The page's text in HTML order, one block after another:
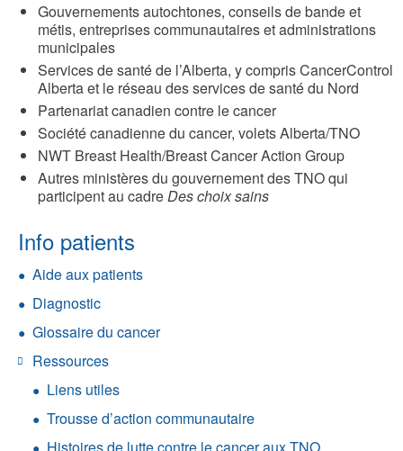
Gouvernements autochtones, conseils de bande et
métis, entreprises communautaires et administrations
municipales
Services de santé de l’Alberta, y compris CancerControl
Alberta et le réseau des services de santé du Nord
Partenariat canadien contre le cancer
Société canadienne du cancer, volets Alberta/TNO
NWT Breast Health/Breast Cancer Action Group
Autres ministères du gouvernement des TNO qui
participent au cadreDes choix sains
Info patients
Aide aux patients
Diagnostic
Glossaire du cancer
Ressources
Liens utiles
Trousse d’action communautaire